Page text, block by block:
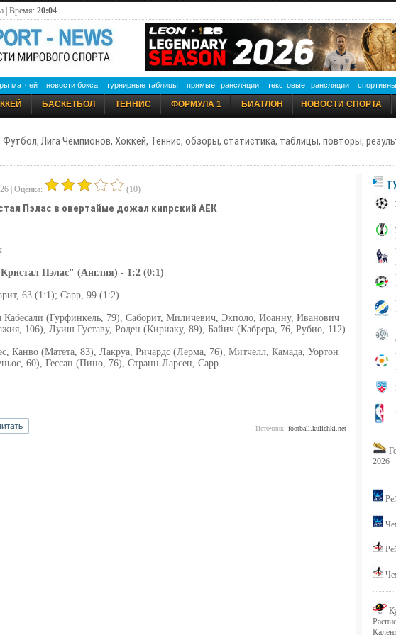
| Время: 20:04
матчей новости бокса турнирные таблицы прямые трансляции текстовые трансляции
БАСКЕТБОЛ ТЕННИС ФОРМУЛА 1 БИАТЛОН НОВОСТИ СПОРТА
Лига Чемпионов, Хоккей, Теннис, обзоры, статистика, таблицы, повторы,
| Оценка: (10)
Пэлас в овертайме дожал кипрский АЕК
Пэлас" (Англия) - 1:2 (0:1)
63 (1:1); Сарр, 99 (1:2).
Кабесали (Гурфинкель, 79), Саборит, Миличевич, Экполо, Иоанну, Иванович
106), Луиш Густаву, Роден (Кириаку, 89), Байич (Кабрера, 76, Рубио, 112).
Канво (Матета, 83), Лакруа, Ричардс (Лерма, 76), Митчелл, Камада, Уортон
60), Гессан (Пино, 76), Странн Ларсен, Сарр.
Источник: football.kulichki.net
2026